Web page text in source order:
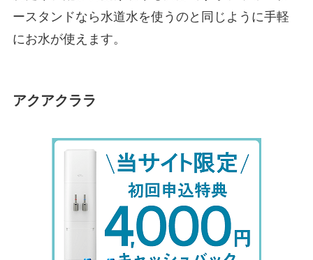
ースタンドなら水道水を使うのと同じように手軽
にお水が使えます。
アクアクララ